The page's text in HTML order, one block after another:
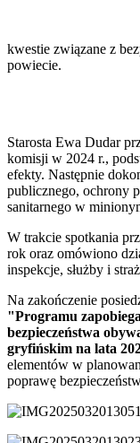
kwestie związane z
powiecie.
Starosta Ewa Dudar
komisji w 2024 r.,
efekty. Następnie
publicznego, ochrony
sanitarnego w
W trakcie spotkania
rok oraz omówiono
inspekcje, służby i
Na zakończenie
"Programu
bezpieczeństwa
gryfińskim na lata
elementów w
poprawę